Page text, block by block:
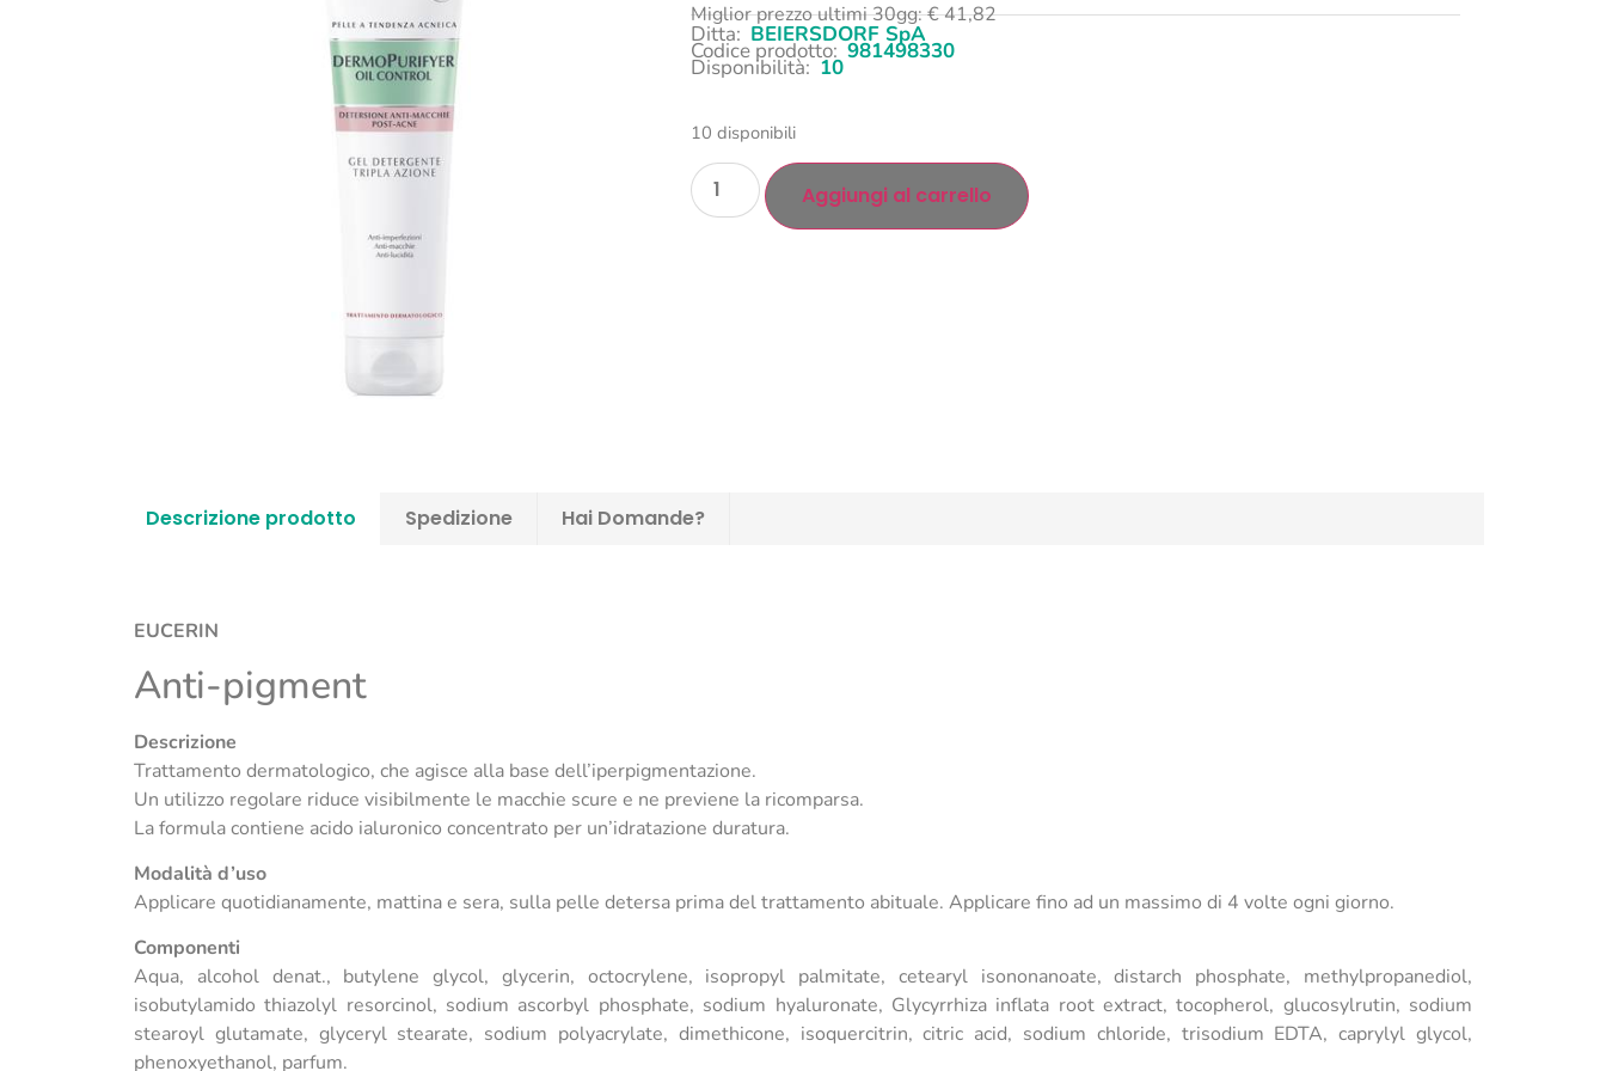
Miglior prezzo ultimi 30gg:€41,82
Ditta: BEIERSDORF SpA
Codice prodotto: 981498330
Disponibilità: 10
10 disponibili
Aggiungi al carrello
Descrizione prodotto Spedizione Hai Domande?
EUCERIN
Anti-pigment
Descrizione
Trattamento dermatologico, che agisce alla base dell’iperpigmentazione.
Un utilizzo regolare riduce visibilmente le macchie scure e ne previene la ricomparsa.
La formula contiene acido ialuronico concentrato per un’idratazione duratura.
Modalità d’uso
Applicare quotidianamente, mattina e sera, sulla pelle detersa prima del trattamento abituale. Applicare fino ad un massimo di 4 volte ogni giorno.
Componenti
Aqua, alcohol denat., butylene glycol, glycerin, octocrylene, isopropyl palmitate, cetearyl isononanoate, distarch phosphate, methylpropanediol,
isobutylamido thiazolyl resorcinol, sodium ascorbyl phosphate, sodium hyaluronate, Glycyrrhiza inflata root extract, tocopherol, glucosylrutin, sodium
stearoyl glutamate, glyceryl stearate, sodium polyacrylate, dimethicone, isoquercitrin, citric acid, sodium chloride, trisodium EDTA, caprylyl glycol,
phenoxyethanol, parfum.